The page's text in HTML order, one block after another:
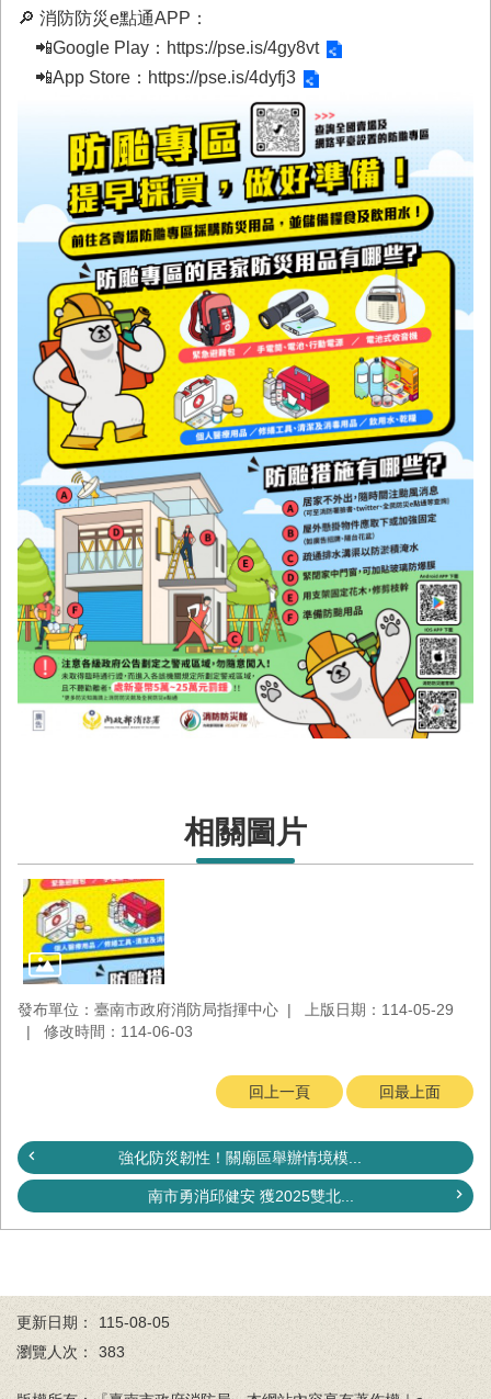
News
關
隱
私
權
及
安
全
政
策
站
資
🔎 消防防災e點通APP：
📲Google Play： https://pse.is/4gy8vt
📲App Store： https://pse.is/4dyfj3
相關圖片
發布單位：臺南市政府消防局指揮中心
上版日期：114-05-29
修改時間：114-06-03
回上一頁 回最上面
強化防災韌性！關廟區舉辦情境模...
南市勇消邱健安 獲2025雙北...
更新日期：
115-08-05
瀏覽人次：
383